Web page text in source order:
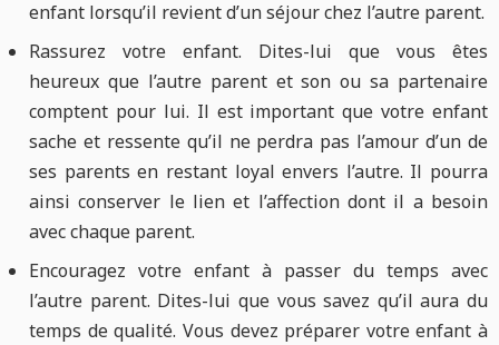
enfant lorsqu’il revient d’un séjour chez l’autre parent.
Rassurez votre enfant. Dites-lui que vous êtes
heureux que l’autre parent et son ou sa partenaire
comptent pour lui. Il est important que votre enfant
sache et ressente qu’il ne perdra pas l’amour d’un de
ses parents en restant loyal envers l’autre. Il pourra
ainsi conserver le lien et l’affection dont il a besoin
avec chaque parent.
Encouragez votre enfant à passer du temps avec
l’autre parent. Dites-lui que vous savez qu’il aura du
temps de qualité. Vous devez préparer votre enfant à